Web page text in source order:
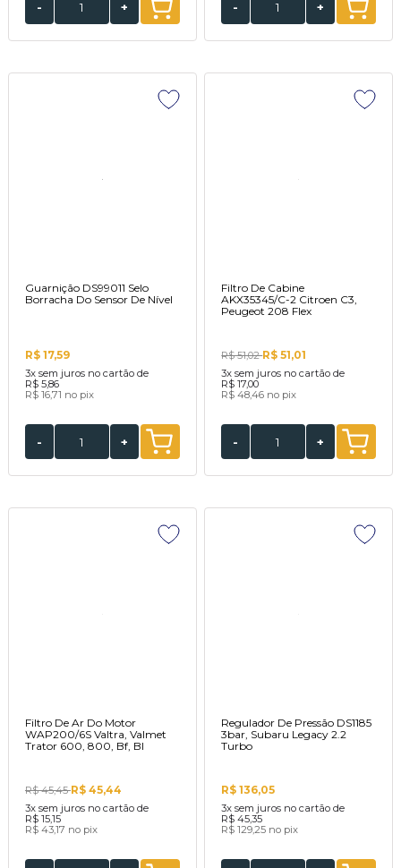
- + - +
Guarnição DS99011 Selo
Borracha Do Sensor De Nível
R$ 17,59
3x sem juros no cartão de
R$ 5,86
R$ 16,71 no pix
- +
Filtro De Cabine
AKX35345/C-2 Citroen C3,
Peugeot 208 Flex
R$ 51,02R$ 51,01
3x sem juros no cartão de
R$ 17,00
R$ 48,46 no pix
- +
Filtro De Ar Do Motor
WAP200/6S Valtra, Valmet
Trator 600, 800, Bf, Bl
R$ 45,45R$ 45,44
3x sem juros no cartão de
R$ 15,15
R$ 43,17 no pix
Regulador De Pressão DS1185
3bar, Subaru Legacy 2.2
Turbo
R$ 136,05
3x sem juros no cartão de
R$ 45,35
R$ 129,25 no pix